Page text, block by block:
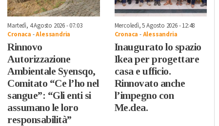
Martedì, 4 Agosto 2026 - 07:03
Cronaca -Alessandria
Rinnovo
Autorizzazione
Ambientale Syensqo,
Comitato “Ce l’ho nel
sangue”: “Gli enti si
assumano le loro
responsabilità”
Mercoledì, 5 Agosto 2026 - 12:48
Cronaca -Alessandria
Inaugurato lo spazio
Ikea per progettare
casa e ufficio.
Rinnovato anche
l’impegno con
Me.dea.